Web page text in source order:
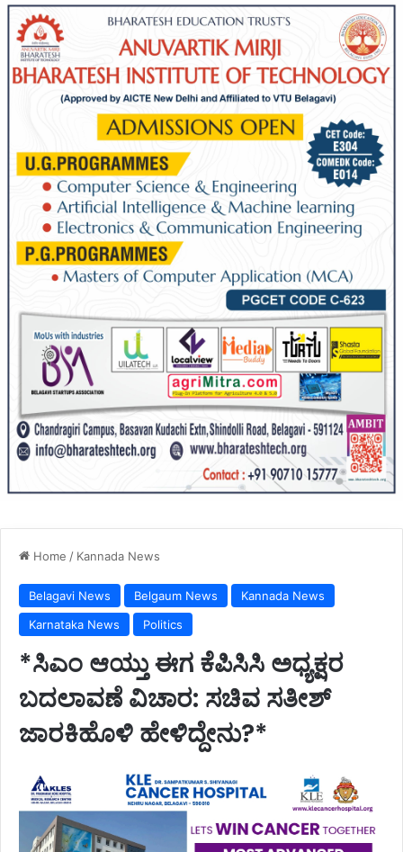
Home / Kannada News
Belagavi News Belgaum News
Kannada News
Karnataka News
Politics
*ಸಿಎಂ ಆಯ್ತು ಈಗ ಕೆಪಿಸಿಸಿ ಅಧ್ಯಕ್ಷರ
ಬದಲಾವಣೆ ವಿಚಾರ: ಸಚಿವ ಸತೀಶ್
ಜಾರಕಿಹೊಳಿ ಹೇಳಿದ್ದೇನು?*